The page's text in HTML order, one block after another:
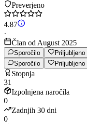
Preverjeno
4.87
·
Član od August 2025
Sporočilo
Priljubljeno
Sporočilo
Priljubljeno
Stopnja
31
Izpolnjena naročila
0
Zadnjih 30 dni
0